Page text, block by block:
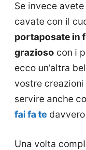
Se invece
cavate con il
portaposate in
grazioso con i
ecco un’altra
vostre
servire anche
fai fa te
Una volta